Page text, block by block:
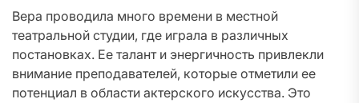
Вера проводила много времени в местной
театральной студии, где играла в различных
постановках. Ее талант и энергичность привлекли
внимание преподавателей, которые отметили ее
потенциал в области актерского искусства. Это